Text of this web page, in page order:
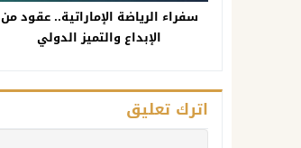
سفراء الرياضة الإماراتية.. عقود من
الإبداع والتميز الدولي
اترك تعليق